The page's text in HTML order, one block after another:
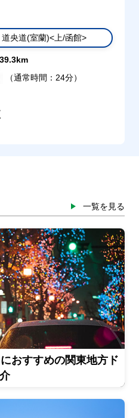
道央道(室蘭)<上/函館>
39.3km
（通常時間：24分）
一覧を見る
おすすめの関東地方ド